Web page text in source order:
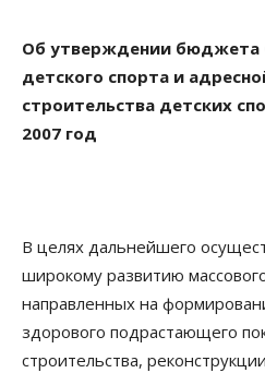
Об утверждении бюджета
детского спорта и
строительства детских
2007 год
В целях дальнейшего
широкому развитию
направленных на
здорового подрастающего
строительства,